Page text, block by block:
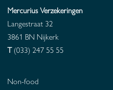
Mercurius Verzekeringen
Langestraat 32
3861 BN Nijkerk
T (033) 247 55 55
Non-food